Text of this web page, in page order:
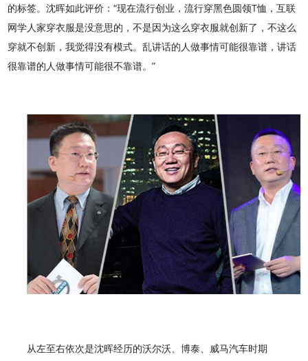
的标签。沈晖如此评价：“现在流行创业，流行穿黑色圆领T恤，互联
网学人家穿衣服是没意思的，不是因为这么穿衣服就创新了，不这么
穿就不创新，我觉得没有模式。乱讲话的人做事情可能很靠谱，讲话
很靠谱的人做事情可能很不靠谱。”
从左至右依次是沈晖经历的沃尔沃、博泰、威马汽车时期